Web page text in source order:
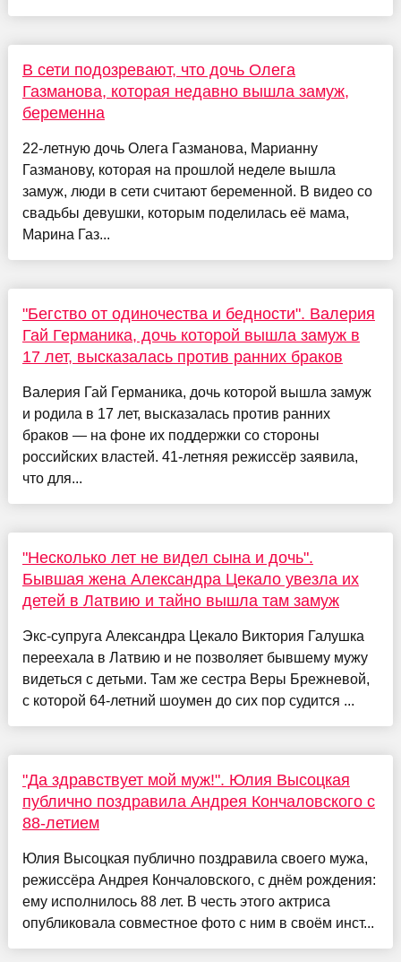
В сети подозревают, что дочь Олега
Газманова, которая недавно вышла замуж,
беременна
22-летную дочь Олега Газманова, Марианну
Газманову, которая на прошлой неделе вышла
замуж, люди в сети считают беременной. В видео со
свадьбы девушки, которым поделилась её мама,
Марина Газ...
"Бегство от одиночества и бедности". Валерия
Гай Германика, дочь которой вышла замуж в
17 лет, высказалась против ранних браков
Валерия Гай Германика, дочь которой вышла замуж
и родила в 17 лет, высказалась против ранних
браков — на фоне их поддержки со стороны
российских властей. 41-летняя режиссёр заявила,
что для...
"Несколько лет не видел сына и дочь".
Бывшая жена Александра Цекало увезла их
детей в Латвию и тайно вышла там замуж
Экс-супруга Александра Цекало Виктория Галушка
переехала в Латвию и не позволяет бывшему мужу
видеться с детьми. Там же сестра Веры Брежневой,
с которой 64-летний шоумен до сих пор судится ...
"Да здравствует мой муж!". Юлия Высоцкая
публично поздравила Андрея Кончаловского с
88-летием
Юлия Высоцкая публично поздравила своего мужа,
режиссёра Андрея Кончаловского, с днём рождения:
ему исполнилось 88 лет. В честь этого актриса
опубликовала совместное фото с ним в своём инст...